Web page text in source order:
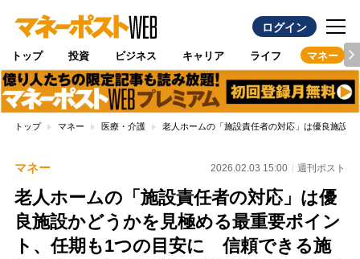
ログイン
トップ 投資 ビジネス キャリア ライフ マネー
トップ マネー 医療・介護 老人ホームの「施設責任者の対応」は優良施設
マネー 2026.02.03 15:00 週刊ポスト
老人ホームの「施設責任者の対応」は優
良施設かどうかを見極める最重要ポイン
ト、任期も1つの目安に 信頼できる施